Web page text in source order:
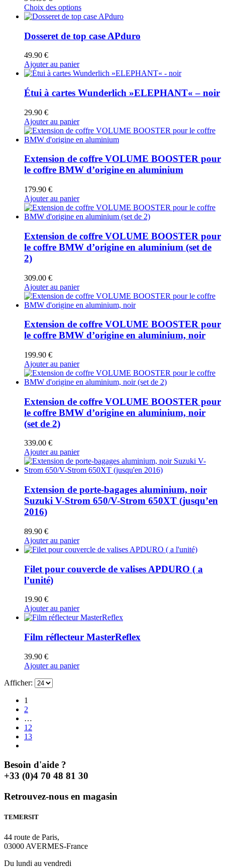
Choix des optionsCe
produit
plusieurs
variations.
peuvent
être
choisies
sur
produit
Dosseret de top case APduro
49.90 €
Ajouter au panier
Étui à cartes Wunderlich »ELEPHANT« – noir
29.90 €
Ajouter au panier
Extension de coffre VOLUME BOOSTER pour
le coffre BMW d’origine en aluminium
179.90 €
Ajouter au panier
Extension de coffre VOLUME BOOSTER pour
le coffre BMW d’origine en aluminium (set de
2)
309.00 €
Ajouter au panier
Extension de coffre VOLUME BOOSTER pour
le coffre BMW d’origine en aluminium, noir
199.90 €
Ajouter au panier
Extension de coffre VOLUME BOOSTER pour
le coffre BMW d’origine en aluminium, noir
(set de 2)
339.00 €
Ajouter au panier
Extension de porte-bagages aluminium, noir
Suzuki V-Strom 650/V-Strom 650XT (jusqu’en
2016)
89.90 €
Ajouter au panier
Filet pour couvercle de valises APDURO ( a
l’unité)
19.90 €
Ajouter au panier
Film réflecteur MasterReflex
39.90 €
Ajouter au panier
Afficher:
1
2
…
12
13
Besoin d'aide ?
+33 (0)4 70 48 81 30
Retrouvez-nous en magasin
TEMERSIT
44 route de Paris,
03000 AVERMES-France
Du lundi au vendredi